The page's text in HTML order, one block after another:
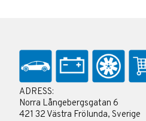
ADRESS:
Norra Långebergsgatan 6
421 32 Västra Frölunda, Sverige